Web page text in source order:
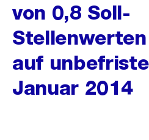
von 0,8 Soll-
auf
Januar 2014